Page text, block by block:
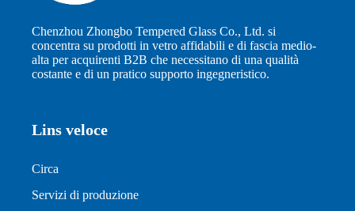
Chenzhou Zhongbo Tempered Glass Co., Ltd. si
concentra su prodotti in vetro affidabili e di fascia medio-
alta per acquirenti B2B che necessitano di una qualità
costante e di un pratico supporto ingegneristico.
Lins veloce
Circa
Servizi di produzione